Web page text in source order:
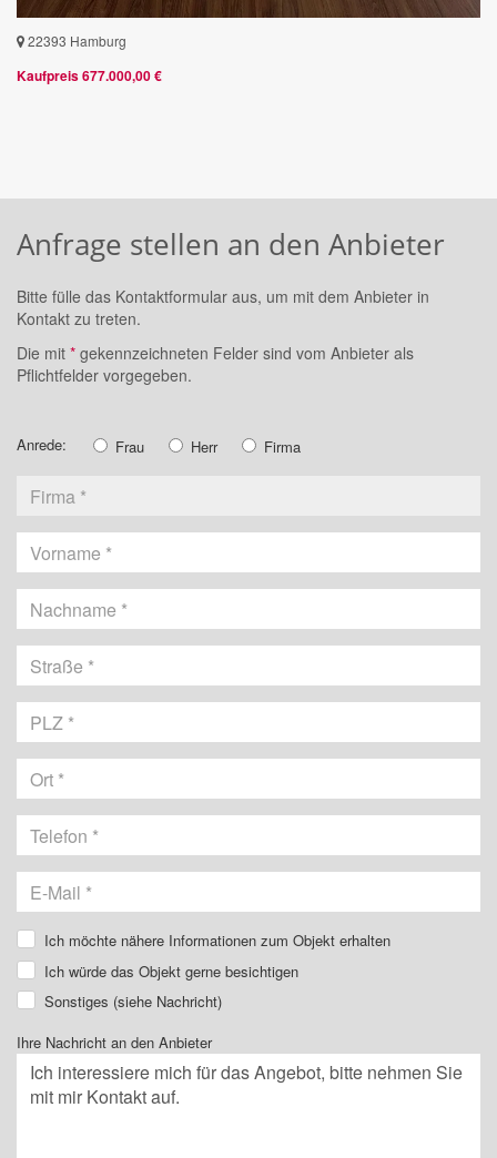
22393 Hamburg
Kaufpreis 677.000,00 €
Anfrage stellen an den Anbieter
Bitte fülle das Kontaktformular aus, um mit dem Anbieter in
Kontakt zu treten.
Die mit * gekennzeichneten Felder sind vom Anbieter als
Pflichtfelder vorgegeben.
Anrede: Frau Herr Firma
Vorname
Nachname
Ich möchte nähere Informationen zum Objekt erhalten
Ich würde das Objekt gerne besichtigen
Sonstiges (siehe Nachricht)
Ihre Nachricht an den Anbieter